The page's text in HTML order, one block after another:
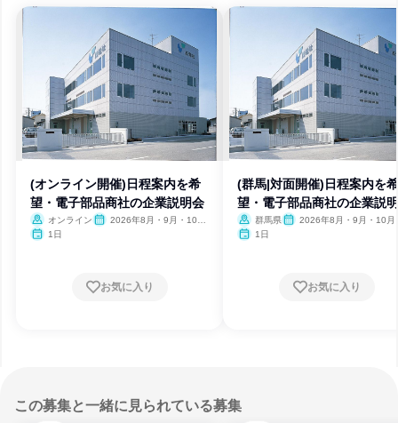
(オンライン開催)日程案内を希
望・電子部品商社の企業説明会
オンライン
2026年8月・9月・10
1日
お気に入り
(群馬|対面開催)日程案内を希
望・電子部品商社の企業説
群馬県
2026年8月・9月・10月
1日
お気に入り
この募集と一緒に見られている募集